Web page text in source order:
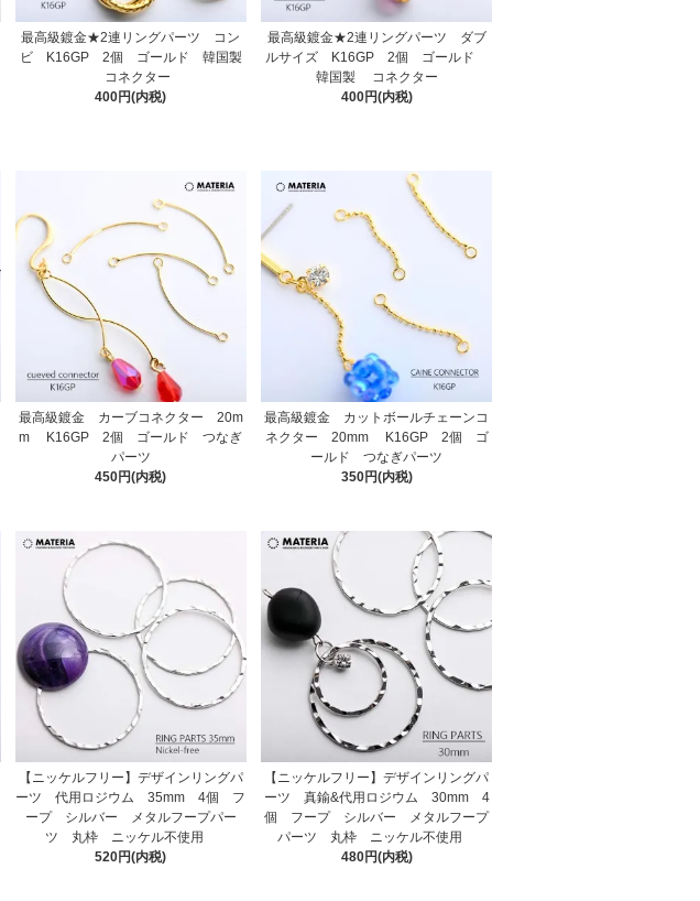
最高級鍍金★2連リングパーツ コン
ビ K16GP 2個 ゴールド 韓国製
コネクター
400円(内税)
最高級鍍金★2連リングパーツ ダブ
ルサイズ K16GP 2個 ゴールド
韓国製 コネクター
400円(内税)
最高級鍍金 カーブコネクター 20m
m K16GP 2個 ゴールド つなぎ
パーツ
450円(内税)
最高級鍍金 カットボールチェーンコ
ネクター 20mm K16GP 2個 ゴ
ールド つなぎパーツ
350円(内税)
【ニッケルフリー】デザインリングパ
ーツ 代用ロジウム 35mm 4個 フ
ープ シルバー メタルフープパー
ツ 丸枠 ニッケル不使用
520円(内税)
【ニッケルフリー】デザインリングパ
ーツ 真鍮&代用ロジウム 30mm 4
個 フープ シルバー メタルフープ
パーツ 丸枠 ニッケル不使用
480円(内税)